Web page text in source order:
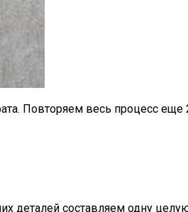
Повторяем весь процесс
деталей составляем одну